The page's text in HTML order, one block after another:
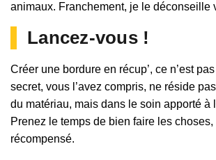
animaux. Franchement, je le déconseille
Lancez-vous !
Créer une bordure en récup’, ce n’est
secret, vous l’avez compris, ne réside
du matériau, mais dans le soin apporté à
Prenez le temps de bien faire les choses,
récompensé.